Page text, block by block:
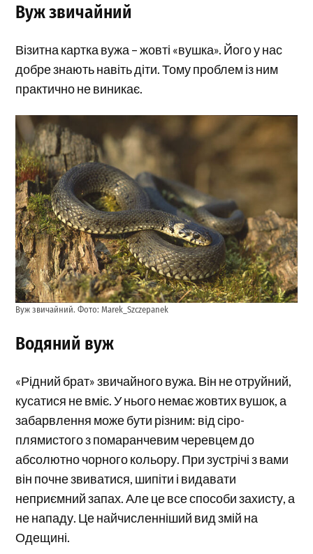
Вуж звичайний
Візитна картка вужа – жовті «вушка». Його у нас
добре знають навіть діти. Тому проблем із ним
практично не виникає.
Вуж звичайний. Фото: Marek_Szczepanek
Водяний вуж
«Рідний брат» звичайного вужа. Він не отруйний,
кусатися не вміє. У нього немає жовтих вушок, а
забарвлення може бути різним: від сіро-
плямистого з помаранчевим черевцем до
абсолютно чорного кольору. При зустрічі з вами
він почне звиватися, шипіти і видавати
неприємний запах. Але це все способи захисту, а
не нападу. Це найчисленніший вид змій на
Одещині.